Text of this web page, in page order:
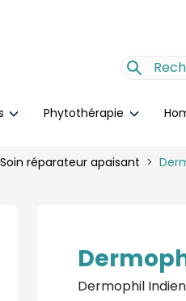
Phytothérapie
Soin réparateur apaisant
Dermophil Indien